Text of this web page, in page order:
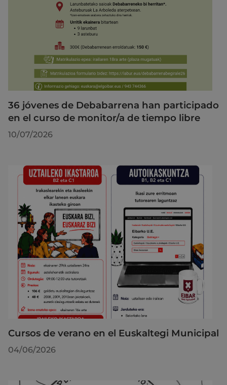
36 jóvenes de Debabarrena han participado
en el curso de monitor/a de tiempo libre
10/07/2026
Cursos de verano en el Euskaltegi Municipal
04/06/2026